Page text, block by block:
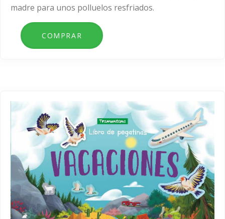
madre para unos polluelos resfriados.